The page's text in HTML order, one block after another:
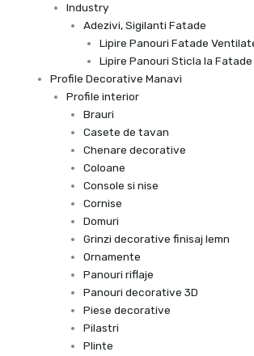
Industry
Adezivi, Sigilanti Fatade
Lipire Panouri Fatade
Lipire Panouri Sticla la
Profile Decorative Manavi
Profile interior
Brauri
Casete de tavan
Chenare decorative
Coloane
Console si nise
Cornise
Domuri
Grinzi decorative finisaj lemn
Ornamente
Panouri riflaje
Panouri decorative 3D
Piese decorative
Pilastri
Plinte